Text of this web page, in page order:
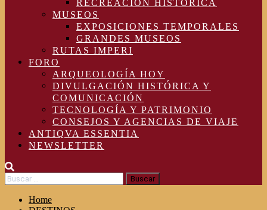
RECREACIÓN HISTÓRICA
MUSEOS
EXPOSICIONES TEMPORALES
GRANDES MUSEOS
RUTAS IMPERI
FORO
ARQUEOLOGÍA HOY
DIVULGACIÓN HISTÓRICA Y
COMUNICACIÓN
TECNOLOGÍA Y PATRIMONIO
CONSEJOS Y AGENCIAS DE VIAJE
ANTIQVA ESSENTIA
NEWSLETTER
Buscar:
Home